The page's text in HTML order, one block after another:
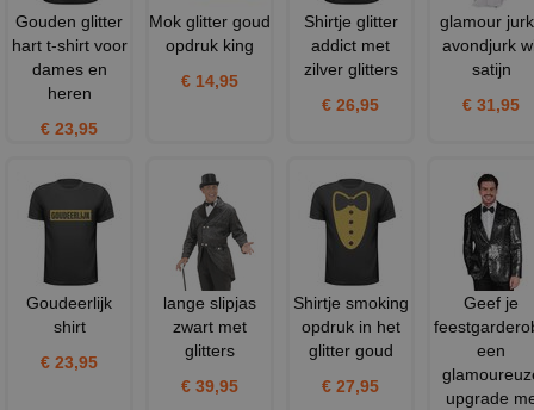
Gouden glitter
hart t-shirt voor
dames en
heren
€ 23,95
Mok glitter goud
opdruk king
€ 14,95
Shirtje glitter
addict met
zilver glitters
€ 26,95
glamour
avondjurk
satijn
€ 31,95
Goudeerlijk
shirt
€ 23,95
lange slipjas
zwart met
glitters
€ 39,95
Shirtje smoking
opdruk in het
glitter goud
€ 27,95
Geef je
een
upgrade